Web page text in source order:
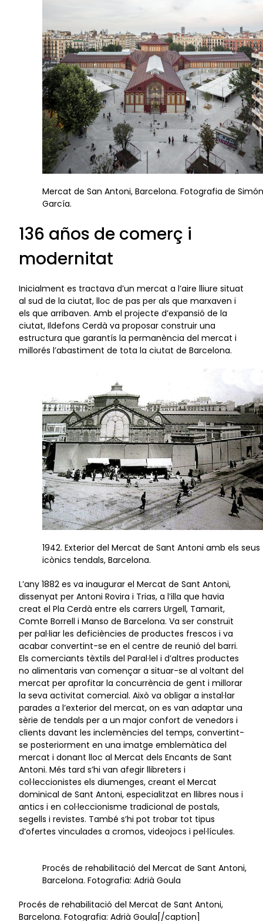
Mercat de San Antoni, Barcelona. Fotografia de Simón
García.
136 años de comerç i
modernitat
Inicialment es tractava d’un mercat a l’aire lliure situat
al sud de la ciutat, lloc de pas per als que marxaven i
els que arribaven. Amb el projecte d’expansió de la
ciutat, Ildefons Cerdà va proposar construir una
estructura que garantís la permanència del mercat i
millorés l’abastiment de tota la ciutat de Barcelona.
1942. Exterior del Mercat de Sant Antoni amb els seus
icònics tendals, Barcelona.
L’any 1882 es va inaugurar el Mercat de Sant Antoni,
dissenyat per Antoni Rovira i Trias, a l’illa que havia
creat el Pla Cerdà entre els carrers Urgell, Tamarit,
Comte Borrell i Manso de Barcelona. Va ser construït
per pal·liar les deficiències de productes frescos i va
acabar convertint-se en el centre de reunió del barri.
Els comerciants tèxtils del Paral·lel i d’altres productes
no alimentaris van començar a situar-se al voltant del
mercat per aprofitar la concurrència de gent i millorar
la seva activitat comercial. Això va obligar a instal·lar
parades a l’exterior del mercat, on es van adaptar una
sèrie de tendals per a un major confort de venedors i
clients davant les inclemències del temps, convertint-
se posteriorment en una imatge emblemàtica del
mercat i donant lloc al Mercat dels Encants de Sant
Antoni. Més tard s’hi van afegir llibreters i
col·leccionistes els diumenges, creant el Mercat
dominical de Sant Antoni, especialitzat en llibres nous i
antics i en col·leccionisme tradicional de postals,
segells i revistes. També s’hi pot trobar tot tipus
d’ofertes vinculades a cromos, videojocs i pel·lícules.
Procés de rehabilitació del Mercat de Sant Antoni,
Barcelona. Fotografia: Adrià Goula
Procés de rehabilitació del Mercat de Sant Antoni,
Barcelona. Fotografia: Adrià Goula[/caption]